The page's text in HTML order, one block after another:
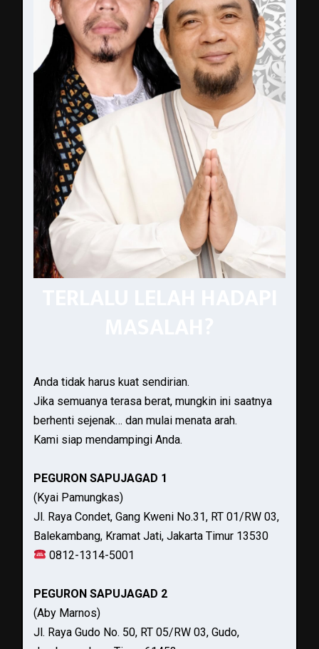
Anda tidak harus kuat sendirian.
Jika semuanya terasa berat, mungkin ini saatnya
berhenti sejenak… dan mulai menata arah.
Kami siap mendampingi Anda.
PEGURON SAPUJAGAD 1
(Kyai Pamungkas)
Jl. Raya Condet, Gang Kweni No.31, RT 01/RW 03,
Balekambang, Kramat Jati, Jakarta Timur 13530
0812-1314-5001
PEGURON SAPUJAGAD 2
(Aby Marnos)
Jl. Raya Gudo No. 50, RT 05/RW 03, Gudo,